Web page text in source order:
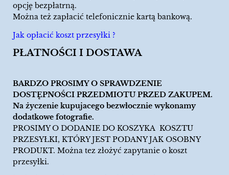
opcję bezpłatrną.
Można też zapłacić telefonicznie kartą bankową.
Jak opłacić koszt przesyłki ?
PŁATNOŚCI I DOSTAWA
BARDZO PROSIMY O SPRAWDZENIE
DOSTĘPNOŚCI PRZEDMIOTU PRZED ZAKUPEM.
Na życzenie kupujacego bezwłocznie wykonamy
dodatkowe fotografie.
PROSIMY O DODANIE DO KOSZYKA KOSZTU
PRZESYŁKI, KTÓRY JEST PODANY JAK OSOBNY
PRODUKT. Można tez złożyć zapytanie o koszt
przesyłki.